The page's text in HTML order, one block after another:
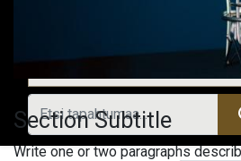
Menneet
Section Subtitle
Write one or two paragraphs